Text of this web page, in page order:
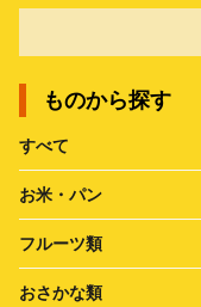
ものから探す
すべて
お米・パン
フルーツ類
おさかな類